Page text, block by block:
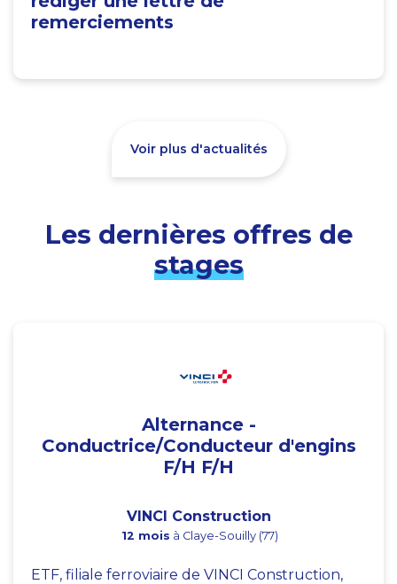
remerciements
Voir plus d'actualités
Les dernières offres de
stages
Alternance -
Conductrice/Conducteur d'engins
F/H F/H
VINCI Construction
12 mois à Claye-Souilly (77)
ETF, filiale ferroviaire de VINCI Construction,